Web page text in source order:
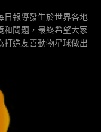
日報導發生於世界各地
和問題，最終希望大家
打造友善動物星球做出